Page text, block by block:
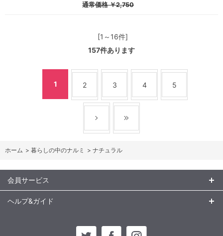
通常価格￥2,750
[1～16件]
157件あります
1 2 3 4 5
ホーム > 暮らしの中のナルミ > ナチュラル
会員サービス
ヘルプ&ガイド